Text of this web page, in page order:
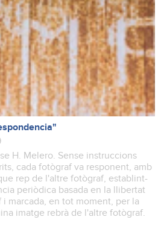
H. Melero. Sense instruccions
cada fotògraf va responent, amb
rep de l'altre fotògraf, establint-
periòdica basada en la llibertat
marcada, en tot moment, per la
imatge rebrà de l'altre fotògraf.